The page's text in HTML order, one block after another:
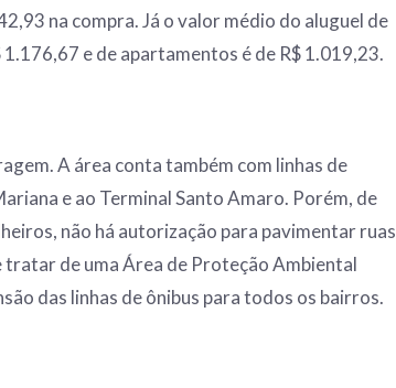
na compra. Já o valor médio do aluguel de
e de apartamentos é de R$ 1.019,23.
A área conta também com linhas de
e ao Terminal Santo Amaro. Porém, de
não há autorização para pavimentar ruas
de uma Área de Proteção Ambiental
das linhas de ônibus para todos os bairros.